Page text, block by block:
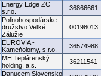
Energy Edge ZC
s.r.o.
36866661
Poľnohospodárske
družstvo Veľké
Zálužie
00198013
EUROVIA -
Kameňolomy, s.r.o.
36574988
MH Teplárenský
holding, a.s.
36211541
Danucem Slovensko